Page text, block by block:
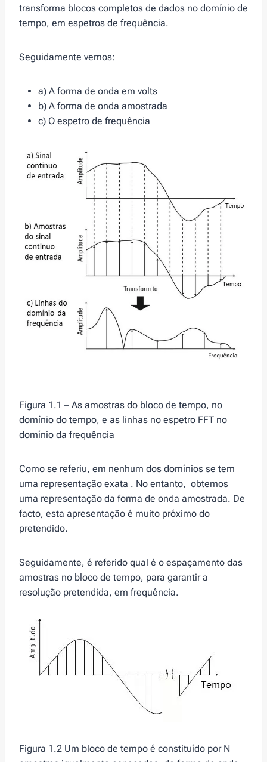
transforma blocos completos de dados no domínio de
tempo, em espetros de frequência.
Seguidamente vemos:
a) A forma de onda em volts
b) A forma de onda amostrada
c) O espetro de frequência
Figura 1.1 – As amostras do bloco de tempo, no
domínio do tempo, e as linhas no espetro FFT no
domínio da frequência
Como se referiu, em nenhum dos domínios se tem
uma representação exata . No entanto, obtemos
uma representação da forma de onda amostrada. De
facto, esta apresentação é muito próximo do
pretendido.
Seguidamente, é referido qual é o espaçamento das
amostras no bloco de tempo, para garantir a
resolução pretendida, em frequência.
Figura 1.2 Um bloco de tempo é constituído por N